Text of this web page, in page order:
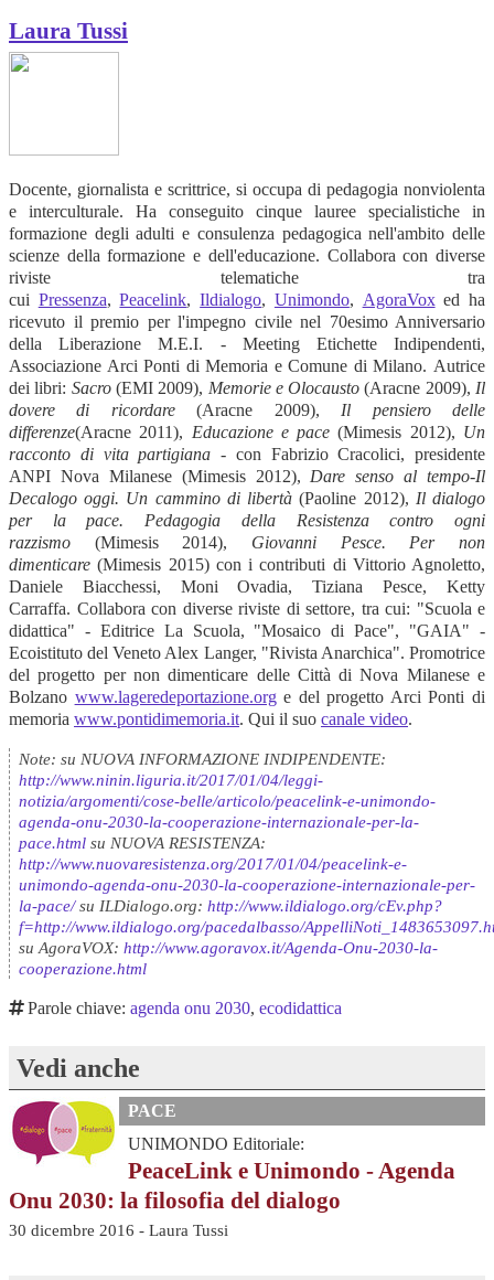
Laura Tussi
Docente, giornalista e scrittrice, si occupa di pedagogia nonviolenta
e interculturale. Ha conseguito cinque lauree specialistiche in
formazione degli adulti e consulenza pedagogica nell'ambito delle
scienze della formazione e dell'educazione. Collabora con diverse
riviste telematiche tra
cui Pressenza,Peacelink,Ildialogo, Unimondo, AgoraVoxed ha
ricevuto il premio per l'impegno civile nel 70esimo Anniversario
della Liberazione M.E.I. - Meeting Etichette Indipendenti,
Associazione Arci Ponti di Memoria e Comune di Milano. Autrice
dei libri: Sacro(EMI 2009), Memorie e Olocausto (Aracne 2009), Il
dovere di ricordare(Aracne 2009), Il pensiero delle
differenze(Aracne 2011), Educazione e pace (Mimesis 2012), Un
racconto di vita partigiana - con Fabrizio Cracolici, presidente
ANPI Nova Milanese (Mimesis 2012), Dare senso al tempo-Il
Decalogo oggi. Un cammino di libertà (Paoline 2012), Il dialogo
per la pace. Pedagogia della Resistenza contro ogni
razzismo (Mimesis 2014), Giovanni Pesce. Per non
dimenticare (Mimesis 2015) con i contributi di Vittorio Agnoletto,
Daniele Biacchessi, Moni Ovadia, Tiziana Pesce, Ketty
Carraffa. Collabora con diverse riviste di settore, tra cui: "Scuola e
didattica" - Editrice La Scuola, "Mosaico di Pace", "GAIA" -
Ecoistituto del Veneto Alex Langer, "Rivista Anarchica". Promotrice
del progetto per non dimenticare delle Città di Nova Milanese e
Bolzano www.lageredeportazione.orge del progetto Arci Ponti di
memoria www.pontidimemoria.it. Qui il suo canale video.
Note: su NUOVA INFORMAZIONE INDIPENDENTE:
http://www.ninin.liguria.it/2017/01/04/leggi-
notizia/argomenti/cose-belle/articolo/peacelink-e-unimondo-
agenda-onu-2030-la-cooperazione-internazionale-per-la-
pace.htmlsu NUOVA RESISTENZA:
http://www.nuovaresistenza.org/2017/01/04/peacelink-e-
unimondo-agenda-onu-2030-la-cooperazione-internazionale-per-
la-pace/su ILDialogo.org: http://www.ildialogo.org/cEv.php?
f=http://www.ildialogo.org/pacedalbasso/
su AgoraVOX: http://www.agoravox.it/Agenda-Onu-2030-la-
cooperazione.html
Parole chiave:agenda onu 2030,ecodidattica
Vedi anche
PACE
UNIMONDO Editoriale:
PeaceLink e Unimondo - Agenda
Onu 2030: la filosofia del dialogo
30 dicembre 2016 - Laura Tussi